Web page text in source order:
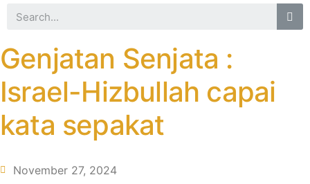
Genjatan Senjata :
Israel-Hizbullah capai
kata sepakat
November 27, 2024